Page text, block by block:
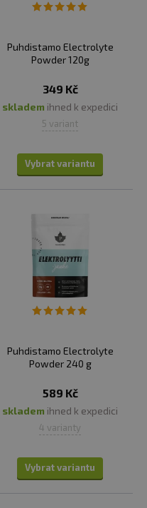
doplňky stravy
látek kombinovaných
Puhdistamo Electrolyte
Powder 120g
349 Kč
skladem ihned k expedici
5 variant
Vybrat variantu
Puhdistamo Electrolyte
Powder 240 g
589 Kč
skladem ihned k expedici
4 varianty
Vybrat variantu